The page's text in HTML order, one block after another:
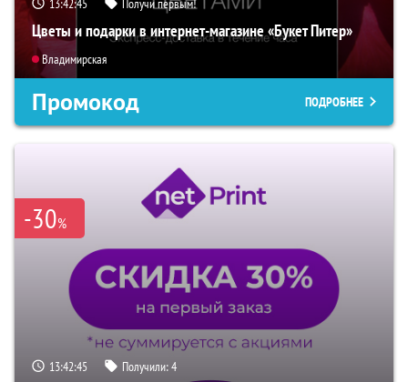
13:42:45 Получи первым!
Цветы и подарки в интернет-магазине «Букет Питер»
Владимирская
Промокод ПОДРОБНЕЕ
-30%
13:42:45 Получили:4